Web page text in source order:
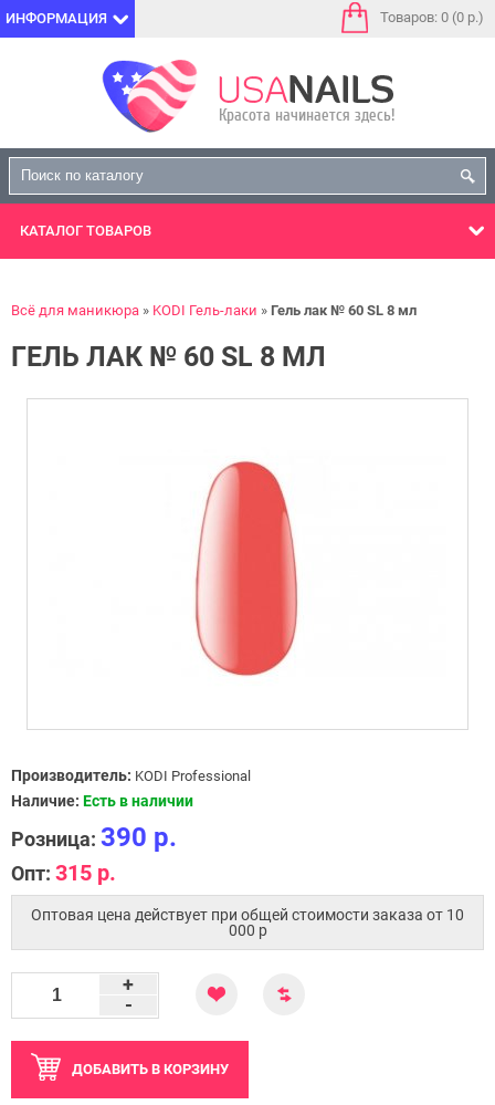
ИНФОРМАЦИЯ Товаров: 0 (0 р.)
КАТАЛОГ ТОВАРОВ
Всё для маникюра KODI Гель-лаки Гель лак № 60 SL 8 мл
ГЕЛЬ ЛАК № 60 SL 8 МЛ
Производитель: KODI Professional
Наличие: Есть в наличии
Розница: 390 р.
Опт: 315 р.
Оптовая цена действует при общей стоимости заказа от 10
000 p
-
+
ДОБАВИТЬ В КОРЗИНУ